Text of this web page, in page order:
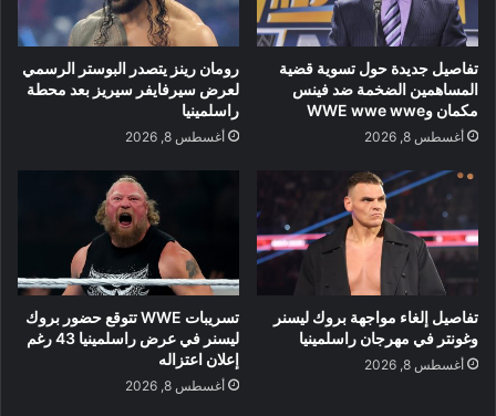
تفاصيل جديدة حول تسوية قضية
المساهمين الضخمة ضد فينس
مكمان وWWE wwe wwe
أغسطس 8, 2026
رومان رينز يتصدر البوستر الرسمي
لعرض سيرفايفر سيريز بعد محطة
راسلمينيا
أغسطس 8, 2026
تفاصيل إلغاء مواجهة بروك ليسنر
وغونتر في مهرجان راسلمينيا
أغسطس 8, 2026
تسريبات WWE تتوقع حضور بروك
ليسنر في عرض راسلمينيا 43 رغم
إعلان اعتزاله
أغسطس 8, 2026